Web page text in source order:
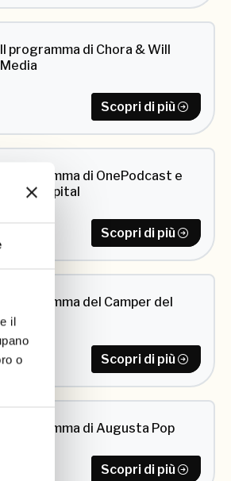
il
o
Il programma di Chora & Will
Media
Scopri di più
Il programma di OnePodcast e
Radio Capital
Scopri di più
Il programma del Camper del
libro
Scopri di più
Il programma di Augusta Pop
Scopri di più